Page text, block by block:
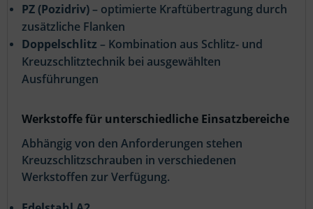
PZ (Pozidriv)– optimierte Kraftübertragung durch
zusätzliche Flanken
Doppelschlitz – Kombination aus Schlitz- und
Kreuzschlitztechnik bei ausgewählten
Ausführungen
Werkstoffe für unterschiedliche Einsatzbereiche
Abhängig von den Anforderungen stehen
Kreuzschlitzschrauben in verschiedenen
Werkstoffen zur Verfügung.